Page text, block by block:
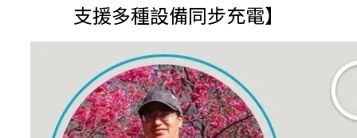
支援多種設備同步充電】